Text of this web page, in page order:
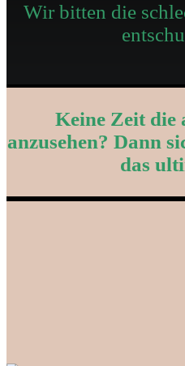
Wir bitten die
Keine Zeit die
anzusehen? Dann
das